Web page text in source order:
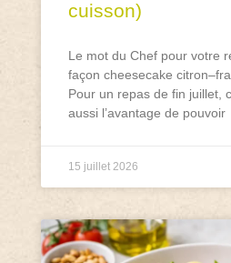
cuisson)
Le mot du Chef pour votre
façon cheesecake
Pour un repas de fin juillet,
aussi l’avantage de pouvoir
15 juillet 2026